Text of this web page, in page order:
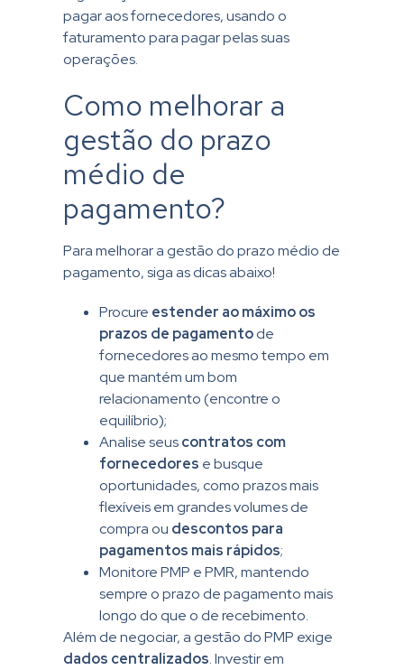
pagar aos fornecedores, usando o
faturamento para pagar pelas suas
operações.
Como melhorar a
gestão do prazo
médio de
pagamento?
Para melhorar a gestão do prazo médio de
pagamento, siga as dicas abaixo!
Procure estender ao máximo os
prazos de pagamentode
fornecedores ao mesmo tempo em
que mantém um bom
relacionamento (encontre o
equilíbrio);
Analise seuscontratos com
fornecedores e busque
oportunidades, como prazos mais
flexíveis em grandes volumes de
compra ou descontos para
pagamentos mais rápidos;
Monitore PMP e PMR, mantendo
sempre o prazo de pagamento mais
longo do que o de recebimento.
Além de negociar, a gestão do PMP exige
dados centralizados. Investir em